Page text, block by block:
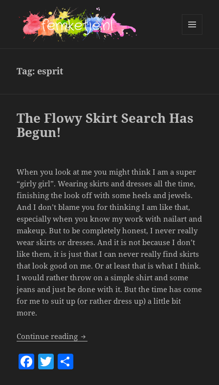
Tag: esprit
The Flowy Skirt Search Has
Begun!
When you look at me you might think I am a super
“girly girl”. Wearing skirts and dresses all the time,
finishing the look off with some heels and jewels.
And I don’t blame you for thinking I am like that,
especially when you know my work with nailart and
makeup. But to be completely honest, I never really
wear skirts or dresses. And it is not because I don’t
like them, it is just that I can never really find skirts
that look good on me. Or at least that is what I think.
I would rather throw on a simple shirt and some
jeans and just be done with it. But the time has come
for me to suit up (or rather dress up) a little bit
more.
Continue reading The Flowy Skirt Search Has Begun!
F T